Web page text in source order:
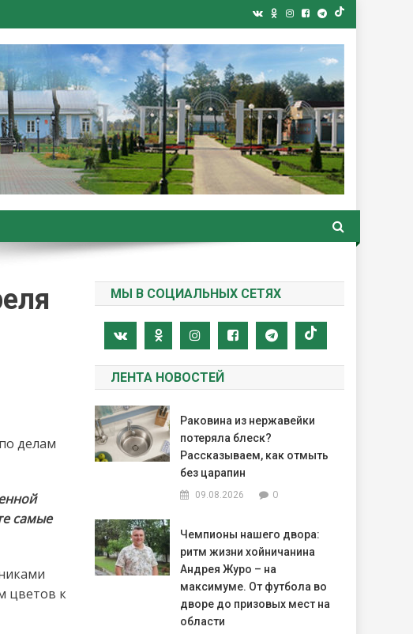
газета
делам
самые
цветов к
МЫ В СОЦИАЛЬНЫХ СЕТЯХ
ЛЕНТА НОВОСТЕЙ
Раковина из нержавейки
потеряла блеск?
Рассказываем, как отмыть
без царапин
09.08.2026 0
Чемпионы нашего двора:
ритм жизни хойничанина
Андрея Журо – на
максимуме. От футбола во
дворе до призовых мест на
области